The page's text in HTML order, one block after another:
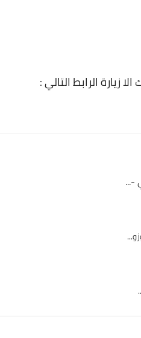
زيارة الرابط التالي :
-...